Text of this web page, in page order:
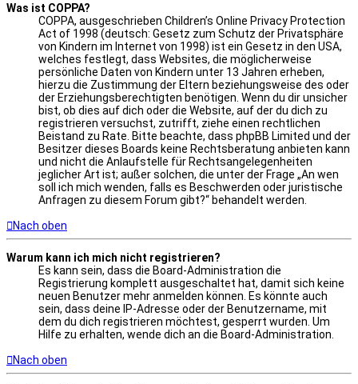
Was ist COPPA?
COPPA, ausgeschrieben Children’s Online Privacy Protection
Act of 1998 (deutsch: Gesetz zum Schutz der Privatsphäre
von Kindern im Internet von 1998) ist ein Gesetz in den USA,
welches festlegt, dass Websites, die möglicherweise
persönliche Daten von Kindern unter 13 Jahren erheben,
hierzu die Zustimmung der Eltern beziehungsweise des oder
der Erziehungsberechtigten benötigen. Wenn du dir unsicher
bist, ob dies auf dich oder die Website, auf der du dich zu
registrieren versuchst, zutrifft, ziehe einen rechtlichen
Beistand zu Rate. Bitte beachte, dass phpBB Limited und der
Besitzer dieses Boards keine Rechtsberatung anbieten kann
und nicht die Anlaufstelle für Rechtsangelegenheiten
jeglicher Art ist; außer solchen, die unter der Frage „An wen
soll ich mich wenden, falls es Beschwerden oder juristische
Anfragen zu diesem Forum gibt?“ behandelt werden.
Nach oben
Warum kann ich mich nicht registrieren?
Es kann sein, dass die Board-Administration die
Registrierung komplett ausgeschaltet hat, damit sich keine
neuen Benutzer mehr anmelden können. Es könnte auch
sein, dass deine IP-Adresse oder der Benutzername, mit
dem du dich registrieren möchtest, gesperrt wurden. Um
Hilfe zu erhalten, wende dich an die Board-Administration.
Nach oben